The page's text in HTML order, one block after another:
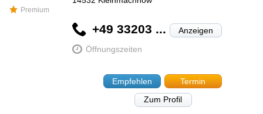
Premium
+49 33203 ... Anzeigen
Öffnungszeiten
Empfehlen
Termin
Zum Profil